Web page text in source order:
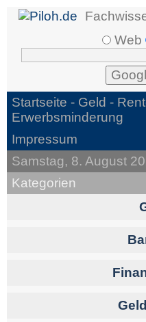
Web
Startseite - Geld -
Erwerbsminderung
Impressum
Samstag, 8. August
Kategorien